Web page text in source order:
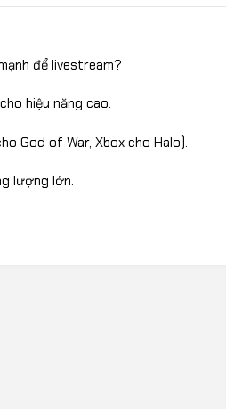
để livestream?
hiệu năng cao.
God of War, Xbox cho Halo).
lượng lớn.